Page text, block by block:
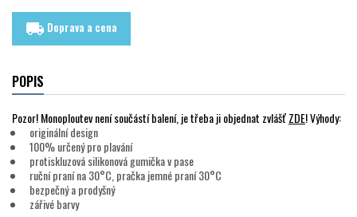
local_shipping Doprava a cena
POPIS
Pozor! Monoploutev není součástí balení, je třeba ji objednat zvlášťZDE! Výhody:
originální design
100% určený pro plavání
protiskluzová silikonová gumička v pase
ruční praní na 30°C, pračka jemné praní 30°C
bezpečný a prodyšný
zářivé barvy